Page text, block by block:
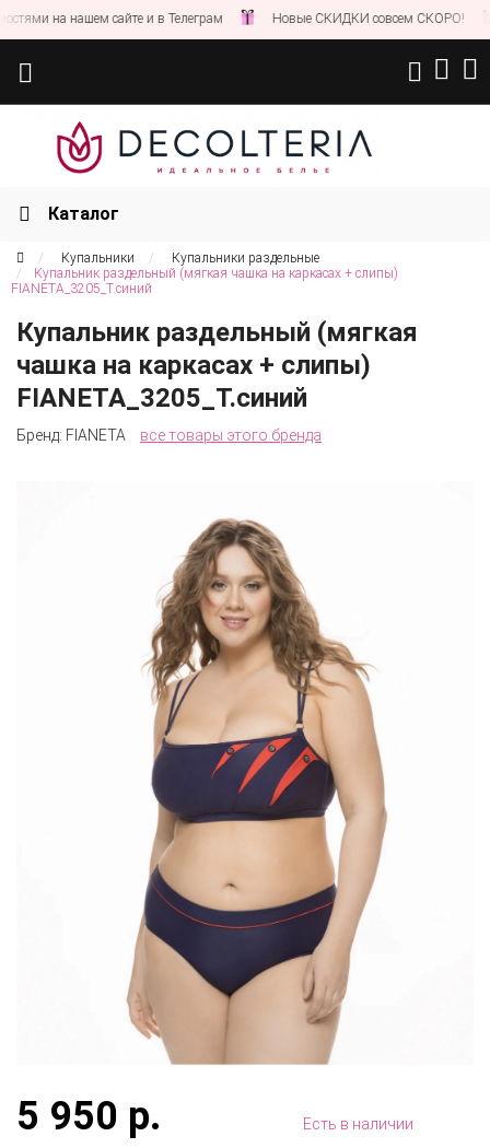
на нашем сайте и в Телеграм Новые СКИДКИ совсем СКОРО!
Каталог
Купальники
Купальники раздельные
Купальник раздельный (мягкая чашка на каркасах + слипы)
FIANETA_3205_Т.синий
Купальник раздельный (мягкая
чашка на каркасах + слипы)
FIANETA_3205_Т.синий
Бренд: FIANETA все товары этого бренда
5 950 р. Есть в наличии